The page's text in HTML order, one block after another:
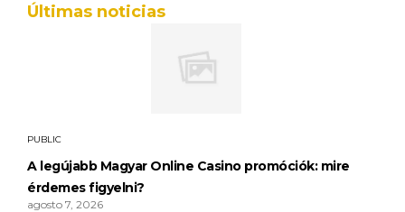
Últimas noticias
PUBLIC
A legújabb Magyar Online Casino promóciók: mire
érdemes figyelni?
agosto 7, 2026